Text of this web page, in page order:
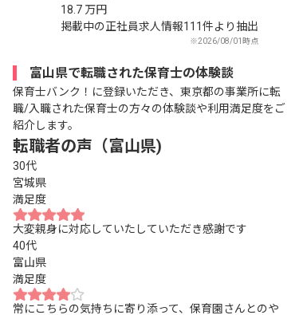
18.7 万円
掲載中の正社員求人情報111件より抽出
※2026/08/01時点
富山県で転職された保育士の体験談
保育士バンク！に登録いただき、東京都の事業所に転
職/入職された保育士の方々の体験談や利用満足度をご
紹介します。
転職者の声（富山県)
30代
宮城県
満足度
大変親身に対応していたしていただき感謝です
40代
富山県
満足度
常にこちらの気持ちに寄り添って、保育園さんとのや